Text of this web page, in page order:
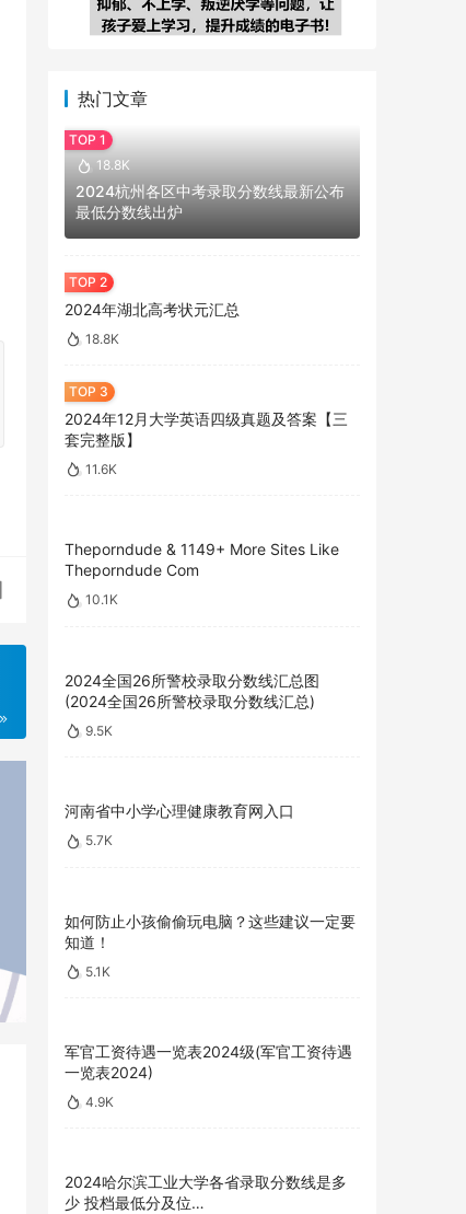
热门文章
18.8K
2024杭州各区中考录取分数线最新公布
最低分数线出炉
2024年湖北高考状元汇总
18.8K
2024年12月大学英语四级真题及答案【三
套完整版】
11.6K
Theporndude & 1149+ More Sites Like
Theporndude Com
10.1K
2024全国26所警校录取分数线汇总图
(2024全国26所警校录取分数线汇总)
9.5K
河南省中小学心理健康教育网入口
5.7K
如何防止小孩偷偷玩电脑？这些建议一定要
知道！
5.1K
军官工资待遇一览表2024级(军官工资待遇
一览表2024)
4.9K
2024哈尔滨工业大学各省录取分数线是多
少 投档最低分及位…